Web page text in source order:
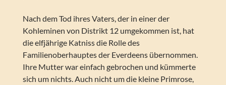
Nach dem Tod ihres Vaters, der in einer der
Kohleminen von Distrikt 12 umgekommen ist, hat
die elfjährige Katniss die Rolle des
Familienoberhauptes der Everdeens übernommen.
Ihre Mutter war einfach gebrochen und kümmerte
sich um nichts. Auch nicht um die kleine Primrose,